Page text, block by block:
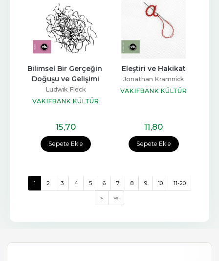
Sepete Ekle
Bilimsel Bir Gerçeğin
Doğuşu ve Gelişimi
Ludwik Fleck
VAKIFBANK KÜLTÜR
15,70
Sepete Ekle
Eleştiri ve Hakikat
Jonathan Kramnick
VAKIFBANK KÜLTÜR
11,80
1 2 3 4 5 6 7 8 9 10 11-20
» »»